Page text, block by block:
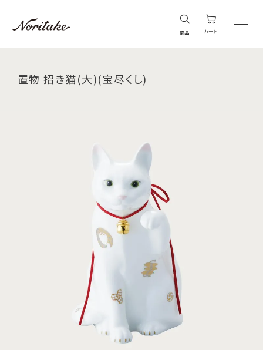
商品 カート
置物 招き猫(大)(宝尽くし)